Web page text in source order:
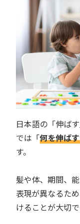
日本語の「伸ば
では「何を伸ば
す。
髪や体、期間、
表現が異なるた
けることが大切で